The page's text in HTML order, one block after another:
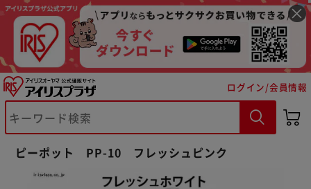
ログイン/会員情報
ピーポット PP-10 フレッシュピンク
※ご確認ください
カートに入れる 購入手続きへ